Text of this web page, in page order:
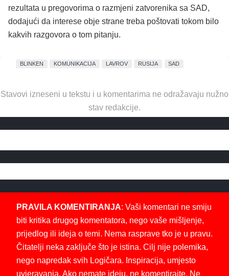
rezultata u pregovorima o razmjeni zatvorenika sa SAD,
dodajući da interese obje strane treba poštovati tokom bilo
kakvih razgovora o tom pitanju.
BLINKEN KOMUNIKACIJA LAVROV RUSIJA SAD
Stavovi izneseni u tekstu i u komentarima ne odražavaju nužno
stav redakcije.
PRAVILA KOMENTIRANJA: Vaši komentari ne smiju
biti kritika drugog komentatora, nego vaše mišljenje,
prijedlog ili ideja o temi. Nema rasprave tko je u pravu.
Čitatelji neka zaključe što je istina. Cilj nije polemika,
nego napredak svih Logičara. Inspiracija, umjesto
uvjeravanja. Ako nemate ideju, ne komentirajte. Ne